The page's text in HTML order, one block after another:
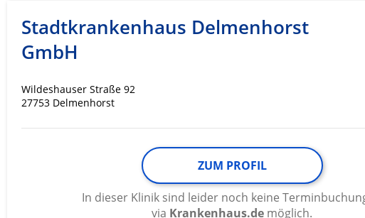
Stadtkrankenhaus Delmenhorst
GmbH
Wildeshauser Straße 92
27753 Delmenhorst
ZUM PROFIL
In dieser Klinik sind leider noch keine
via Krankenhaus.de möglich.